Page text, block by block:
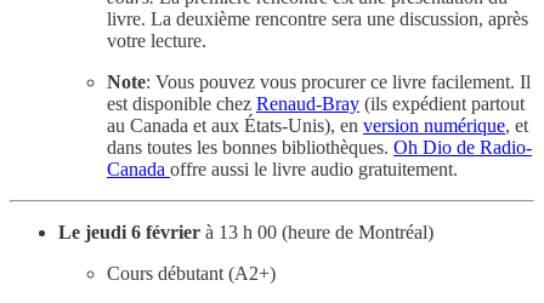
livre. La deuxième rencontre sera une discussion, après
votre lecture.
Note: Vous pouvez vous procurer ce livre facilement. Il
est disponible chez Renaud-Bray (ils expédient partout
au Canada et aux États-Unis), en version numérique, et
dans toutes les bonnes bibliothèques. Oh Dio de Radio-
Canada offre aussi le livre audio gratuitement.
Le jeudi 6 février à 13 h 00 (heure de Montréal)
Cours débutant (A2+)